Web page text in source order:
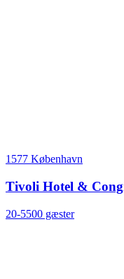
1577 København
Tivoli Hotel &
20-5500 gæster